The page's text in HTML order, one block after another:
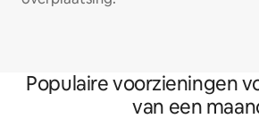
Populaire voorzieningen
van een